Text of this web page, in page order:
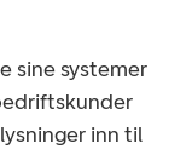
sine systemer
inn til